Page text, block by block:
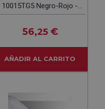
10015TG5 Negro-Rojo -
Carro De La Compra 48L
56,25 €
AÑADIR AL CARRITO